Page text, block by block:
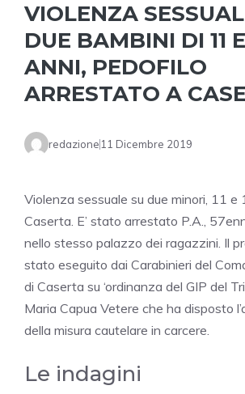
VIOLENZA
DUE BAMBINI DI 11
ANNI, PEDOFILO
ARRESTATO A
redazione 11 Dicembre 2019
Violenza sessuale su due minori, 11 e
Caserta. E’ stato arrestato P.A.,
nello stesso palazzo dei ragazzini. Il
stato eseguito dai Carabinieri del
di Caserta su ‘ordinanza del GIP del
Maria Capua Vetere che ha disposto
della misura cautelare in carcere.
Le indagini